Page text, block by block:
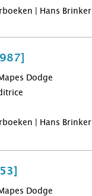
| Hans Brinker
Dodge
| Hans Brinker
Dodge